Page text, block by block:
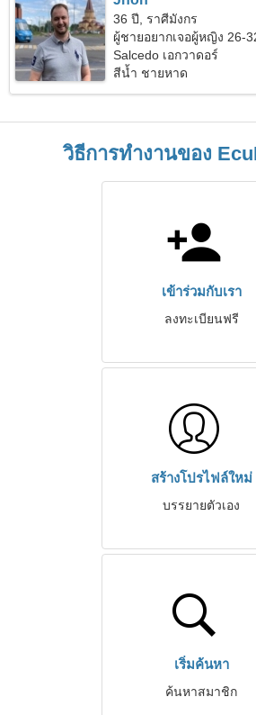
36 ปี, ราศีมังกร
ผู้ชายอยากเจอผู้หญิง 26-
Salcedo เอกวาดอร์
สีน้ำ ชายหาด
วิธีการทำงานของ
เข้าร่วมกับเรา
ลงทะเบียนฟรี
สร้างโปรไฟล์ใหม่
บรรยายตัวเอง
เริ่มค้นหา
ค้นหาสมาชิก